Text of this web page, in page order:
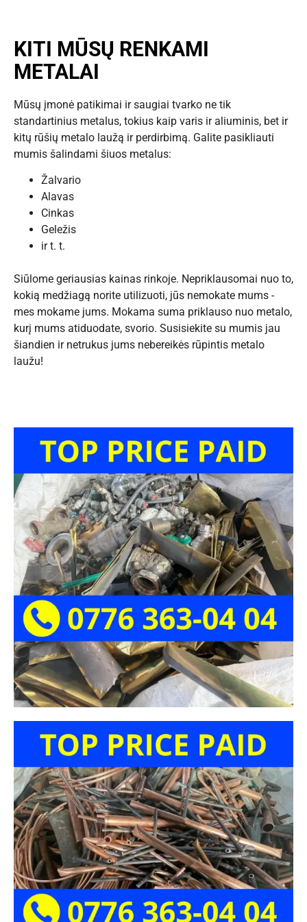
KITI MŪSŲ RENKAMI
METALAI
Mūsų įmonė patikimai ir saugiai tvarko ne tik
standartinius metalus, tokius kaip varis ir aliuminis, bet ir
kitų rūšių metalo laužą ir perdirbimą. Galite pasikliauti
mumis šalindami šiuos metalus:
Žalvario
Alavas
Cinkas
Geležis
ir t. t.
Siūlome geriausias kainas rinkoje. Nepriklausomai nuo to,
kokią medžiagą norite utilizuoti, jūs nemokate mums -
mes mokame jums. Mokama suma priklauso nuo metalo,
kurį mums atiduodate, svorio. Susisiekite su mumis jau
šiandien ir netrukus jums nebereikės rūpintis metalo
laužu!